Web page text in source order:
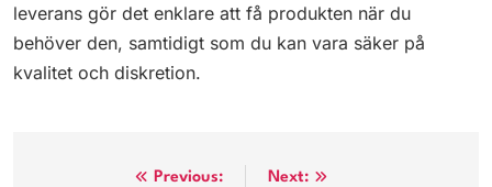
leverans gör det enklare att få produkten när du
behöver den, samtidigt som du kan vara säker på
kvalitet och diskretion.
Previous: Next: